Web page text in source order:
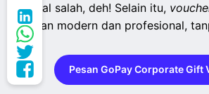
bakal salah, deh! Selain itu,
kesan modern dan profesional,
Pesan GoPay Corporate Gift